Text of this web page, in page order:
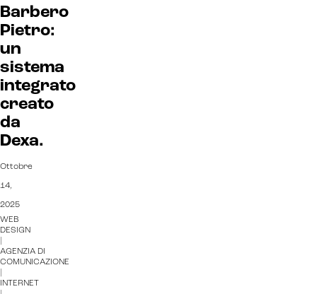
Barbero
Pietro:
un
sistema
integrato
creato
da
Dexa.
Ottobre
14,
2025
WEB
DESIGN
AGENZIA DI
COMUNICAZIONE
INTERNET